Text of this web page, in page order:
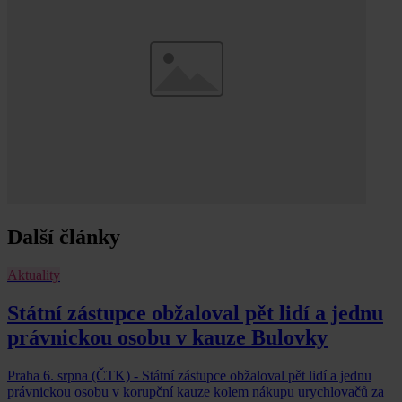
Další články
Aktuality
Státní zástupce obžaloval pět lidí a jednu
právnickou osobu v kauze Bulovky
Praha 6. srpna (ČTK) - Státní zástupce obžaloval pět lidí a jednu
právnickou osobu v korupční kauze kolem nákupu urychlovačů za